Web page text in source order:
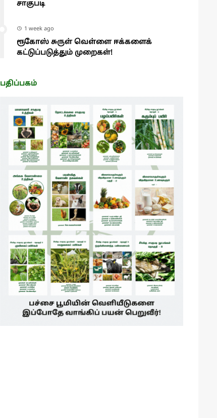
சாகுபடி
1 week ago
ரூகோஸ் சுருள் வெள்ளை ஈக்களைக்
கட்டுப்படுத்தும் முறைகள்!
பதிப்பகம்